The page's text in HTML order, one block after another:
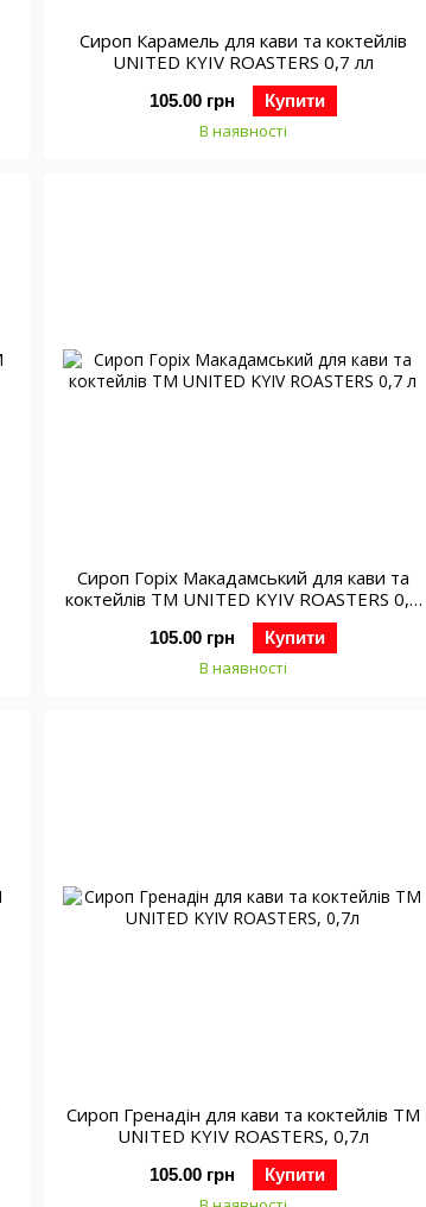
Сироп Карамель для кави та коктейлів
UNITED KYIV ROASTERS 0,7 лл
105.00 грн Купити
В наявності
Сироп Горіх Макадамський для кави та
коктейлів ТМ UNITED KYIV ROASTERS 0,7
105.00 грн Купити
В наявності
Сироп Гренадін для кави та коктейлів ТМ
UNITED KYIV ROASTERS, 0,7л
105.00 грн Купити